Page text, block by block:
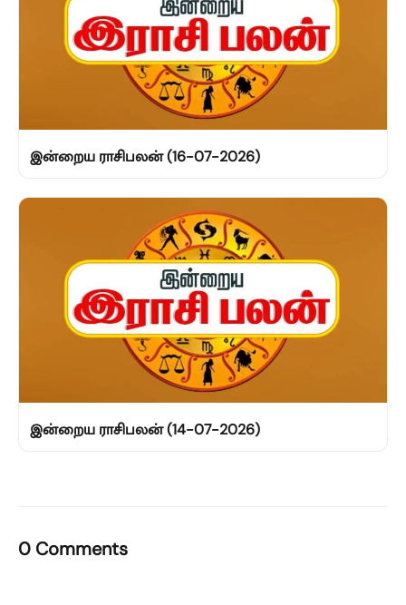
இன்றைய ராசிபலன் (16-07-2026)
இன்றைய ராசிபலன் (14-07-2026)
0 Comments